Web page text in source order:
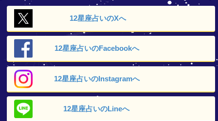
12星座占いのXへ
12星座占いのFacebookへ
12星座占いのInstagramへ
12星座占いのLineへ